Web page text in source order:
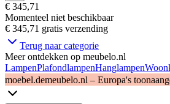
€ 345,71
Momenteel niet beschikbaar
€ 345,71 gratis verzending
Terug naar categorie
Meer ontdekken op meubelo.nl
LampenPlafondlampenHanglampen
moebel.demeubelo.nl – Europa's